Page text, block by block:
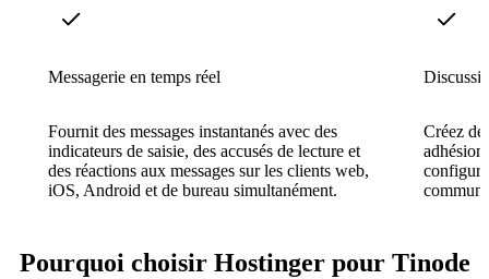
Messagerie en temps réel
Fournit des messages instantanés avec des
indicateurs de saisie, des accusés de lecture et
des réactions aux messages sur les clients web,
iOS, Android et de bureau simultanément.
Créez
Pourquoi choisir Hostinger pour Tinode